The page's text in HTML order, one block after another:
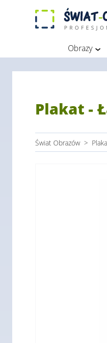
Obrazy
Plakat -
Świat Obrazów >